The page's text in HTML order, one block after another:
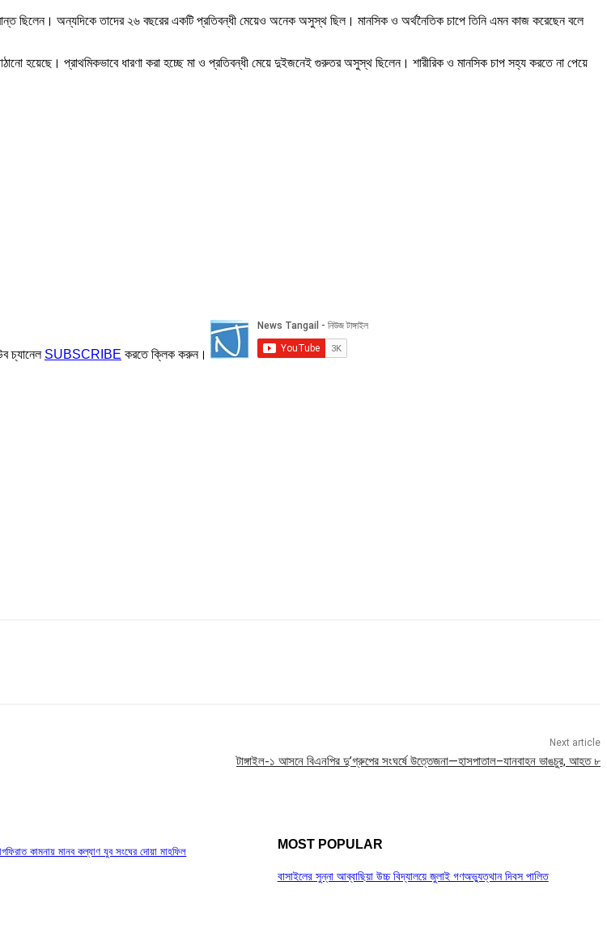
ছিলেন। অন্যদিকে তাদের ২৬ বছরের একটি প্রতিবন্ধী মেয়েও অনেক অসুস্থ ছিল। মানসিক ও অর্থনৈতিক চাপে তিনি এমন কাজ করেছেন বলে
হয়েছে। প্রাথমিকভাবে ধারণা করা হচ্ছে মা ও প্রতিবন্ধী মেয়ে দুইজনেই গুরুতর অসুস্থ ছিলেন। শারীরিক ও মানসিক চাপ সহ্য করতে না পেয়ে
চ্যানেল SUBSCRIBE করতে ক্লিক করুন।
Next article
টাঙ্গাইল-১ আসনে বিএনপির দু’গ্রুপের সংঘর্ষে উত্তেজনা—হাসপাতাল–যানবাহন ভাঙচুর, আহত ৮
কামনায় মানব কল্যাণ যুব সংঘের দোয়া মাহফিল
MOST POPULAR
বাসাইলের সুন্না আব্বাছিয়া উচ্চ বিদ্যালয়ে জুলাই গণঅভ্যুত্থান দিবস পালিত